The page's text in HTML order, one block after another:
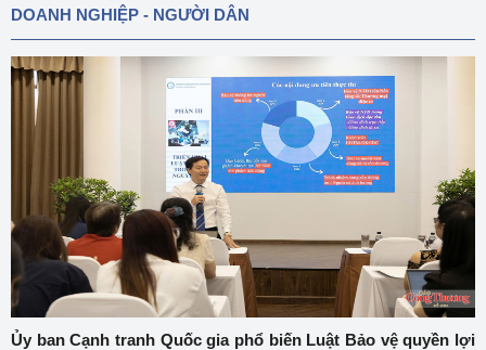
DOANH NGHIỆP - NGƯỜI DÂN
Ủy ban Cạnh tranh Quốc gia phổ biến Luật Bảo vệ quyền lợi